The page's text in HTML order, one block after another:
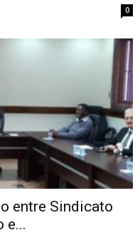
0
entre Sindicato
e...